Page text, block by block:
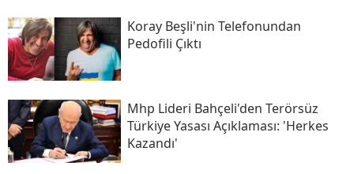
Koray Beşli'nin Telefonundan
Pedofili Çıktı
Mhp Lideri Bahçeli'den Terörsüz
Türkiye Yasası Açıklaması: 'herkes
Kazandı'